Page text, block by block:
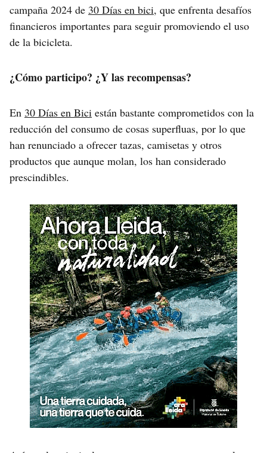
campaña 2024 de 30 Días en bici, que enfrenta desafíos
financieros importantes para seguir promoviendo el uso
de la bicicleta.
¿Cómo participo? ¿Y las recompensas?
En 30 Días en Bici están bastante comprometidos con la
reducción del consumo de cosas superfluas, por lo que
han renunciado a ofrecer tazas, camisetas y otros
productos que aunque molan, los han considerado
prescindibles.